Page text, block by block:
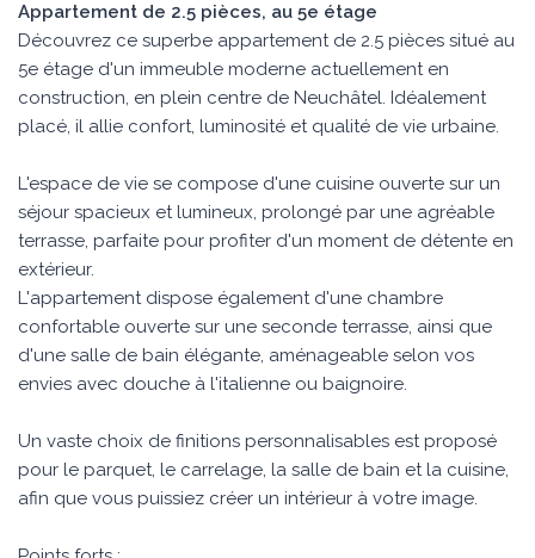
Appartement de 2.5 pièces, au 5e étage
Découvrez ce superbe appartement de 2.5 pièces situé au
5e étage d'un immeuble moderne actuellement en
construction, en plein centre de Neuchâtel. Idéalement
placé, il allie confort, luminosité et qualité de vie urbaine.
L'espace de vie se compose d'une cuisine ouverte sur un
séjour spacieux et lumineux, prolongé par une agréable
terrasse, parfaite pour profiter d'un moment de détente en
extérieur.
L'appartement dispose également d'une chambre
confortable ouverte sur une seconde terrasse, ainsi que
d'une salle de bain élégante, aménageable selon vos
envies avec douche à l'italienne ou baignoire.
Un vaste choix de finitions personnalisables est proposé
pour le parquet, le carrelage, la salle de bain et la cuisine,
afin que vous puissiez créer un intérieur à votre image.